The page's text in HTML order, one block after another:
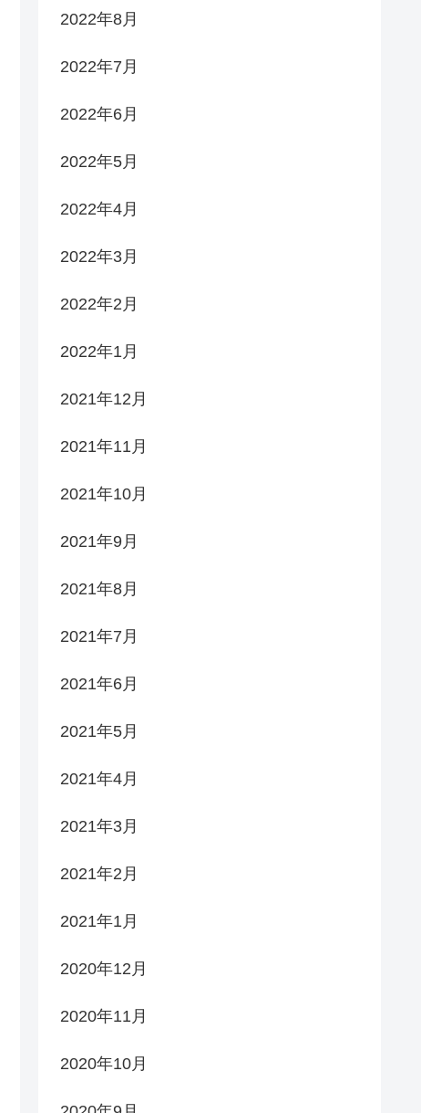
2022年8月
2022年7月
2022年6月
2022年5月
2022年4月
2022年3月
2022年2月
2022年1月
2021年12月
2021年11月
2021年10月
2021年9月
2021年8月
2021年7月
2021年6月
2021年5月
2021年4月
2021年3月
2021年2月
2021年1月
2020年12月
2020年11月
2020年10月